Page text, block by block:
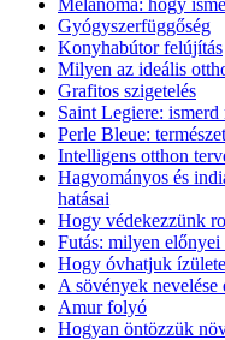
Gyógyszerfüggőség
Konyhabútor felújítás
Milyen az ideális
Grafitos szigetelés
Saint Legiere:
Perle Bleue:
Intelligens otthon
Hagyományos és
hatásai
Hogy védekezzünk
Futás: milyen előnyei
Hogy óvhatjuk
A sövények nevelése
Amur folyó
Hogyan öntözzük